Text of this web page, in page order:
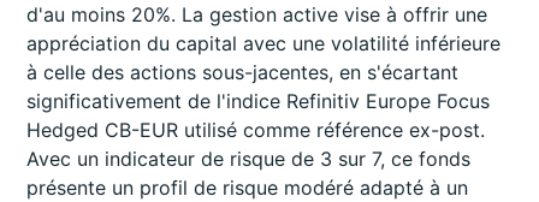
d'au moins 20%. La gestion active vise à offrir une
appréciation du capital avec une volatilité inférieure
à celle des actions sous-jacentes, en s'écartant
significativement de l'indice Refinitiv Europe Focus
Hedged CB-EUR utilisé comme référence ex-post.
Avec un indicateur de risque de 3 sur 7, ce fonds
présente un profil de risque modéré adapté à un